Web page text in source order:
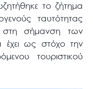
το ζήτημα
ταυτότητας
στη σήμανση των
ως στόχο την
τουριστικού